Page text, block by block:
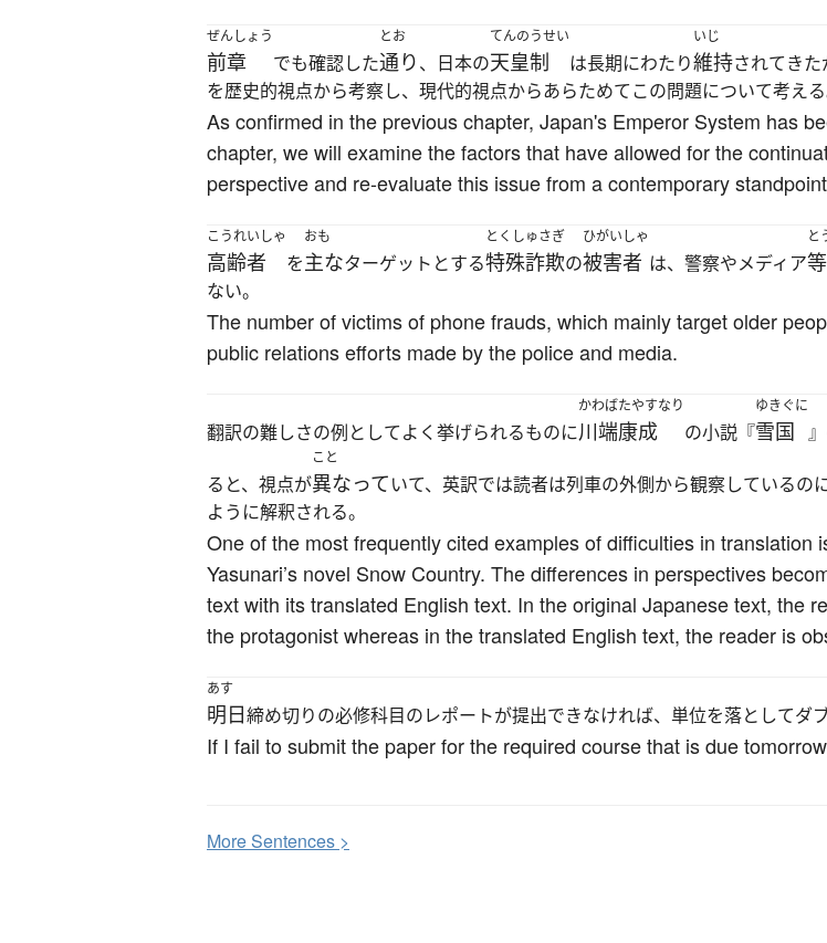
ぜんしょう
前章 でも確認した
とお
通り、日本の
てんのうせい
天皇制 は長期にわたり
いじ
維持されてきた
を歴史的視点から考察し、現代的視点からあらためてこの問題について考える
As confirmed in the previous chapter, Japan's Emperor System has
chapter, we will examine the factors that have allowed for the
perspective and re-evaluate this issue from a contemporary
こうれいしゃ
高齢者 を
おも
主なターゲットとする
とくしゅさぎ
特殊詐欺の
ひがいしゃ
被害者 は、警察やメディア
と
等
ない。
The number of victims of phone frauds, which mainly target older
public relations efforts made by the police and media.
翻訳の難しさの例としてよく挙げられるものに
かわばたやすなり
川端康成 の小説『
ゆきぐに
雪国
ると、視点が
こと
異なっていて、英訳では読者は列車の外側から観察しているの
ように解釈される。
One of the most frequently cited examples of difficulties in
Yasunari’s novel Snow Country. The differences in perspectives
text with its translated English text. In the original Japanese text, the
the protagonist whereas in the translated English text, the reader is
あす
明日締め切りの必修科目のレポートが提出できなければ、単位を落としてダ
If I fail to submit the paper for the required course that is due
MoreSentences >